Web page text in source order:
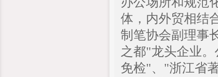
体，内外贸相结
制笔协会副理事
之都"龙头企业
免检"、"浙江省